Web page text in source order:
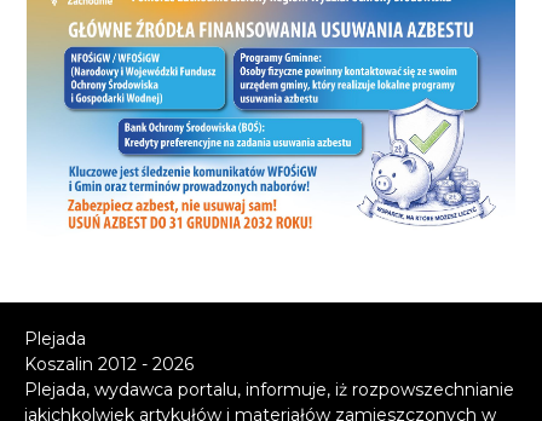
Plejada
Koszalin 2012 - 2026
Plejada, wydawca portalu, informuje, iż rozpowszechnianie
jakichkolwiek artykułów i materiałów zamieszczonych w